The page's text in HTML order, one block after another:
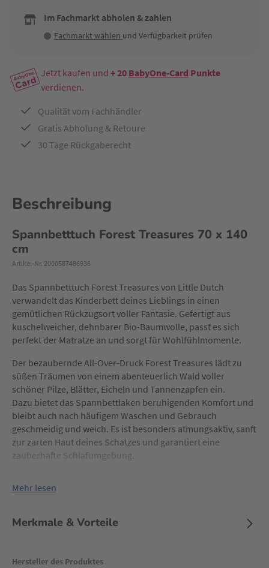
Im Fachmarkt abholen & zahlen
Fachmarkt wählen und Verfügbarkeit prüfen
Jetzt kaufen und + 20 BabyOne-Card Punkte
verdienen.
Qualität vom Fachhändler
Gratis Abholung & Retoure
30 Tage Rückgaberecht
Beschreibung
Spannbetttuch Forest Treasures 70 x 140
cm
Artikel-Nr. 2000587486936
Das Spannbetttuch Forest Treasures von Little Dutch
verwandelt das Kinderbett deines Lieblings in einen
gemütlichen Rückzugsort voller Fantasie. Gefertigt aus
kuschelweicher, dehnbarer Bio-Baumwolle, passt es sich
perfekt der Matratze an und sorgt für Wohlfühlmomente.
Der bezaubernde All-Over-Druck Forest Treasures lädt zu
süßen Träumen von einem abenteuerlich Wald voller
schöner Pilze, Blätter, Eicheln und Tannenzapfen ein.
Dazu bietet das Spannbettlaken beruhigenden Komfort und
bleibt auch nach häufigem Waschen und Gebrauch
geschmeidig und weich. Es ist besonders atmungsaktiv, sanft
zur zarten Haut deines Schatzes und garantiert eine
zauberhafte Schlafumgebung.
Mehr lesen
Merkmale & Vorteile
Hersteller des Produktes